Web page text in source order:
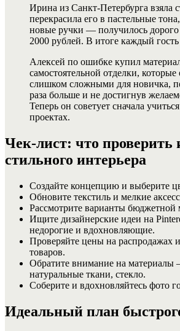
Ирина из Санкт-Петербурга взяла
перекрасила его в пастельные
новые ручки — получилось дорого
2000 рублей. В итоге каждый
Алексей по ошибке купил
самостоятельной отделки, которые
слишком сложными для новичка,
раза больше и не достигнув
Теперь он советует сначала
проектах.
Чек-лист: что проверить
стильного интерьера
Создайте концепцию и выберите
Обновите текстиль и мелкие
Рассмотрите варианты бюджетной
Ищите дизайнерские идеи на
недорогие и вдохновляющие.
Проверяйте цены на распродажах
товаров.
Обратите внимание на материалы
натуральные ткани, стекло.
Соберите и вдохновляйтесь фото
Идеальный план